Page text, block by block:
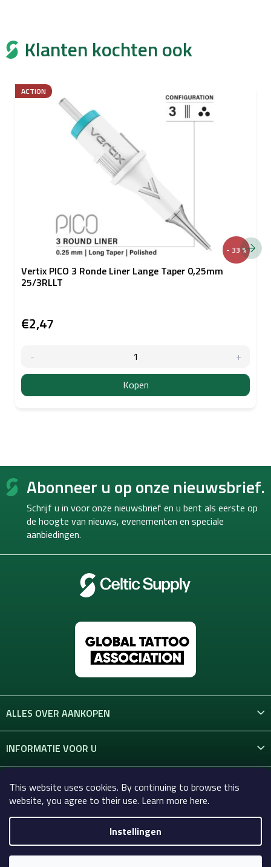
This website uses cookies. By continuing to browse this
website, you agree to their use. Learn more here.
Instellingen
Klanten kochten ook
- 33 %
ACTION
Vertix PICO 3 Ronde Liner Lange Taper 0,25mm
25/3RLLT
€2,47
Kopen
F
Abonneer u op onze nieuwsbrief.
Schrijf u in voor onze nieuwsbrief en u bent als eerste op
de hoogte van nieuws, evenementen en speciale
aanbiedingen.
ALLES OVER AANKOPEN
INFORMATIE VOOR U
CONTACT
Copyright 2026Celtic-Supply.nl | Alles voor tatoeages en
permanente make-up. Alle rechten voorbehouden.